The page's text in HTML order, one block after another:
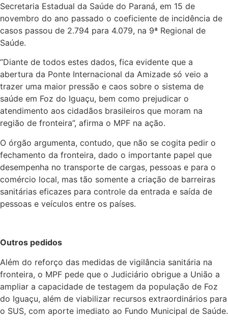
Secretaria Estadual da Saúde do Paraná, em 15 de
novembro do ano passado o coeficiente de incidência de
casos passou de 2.794 para 4.079, na 9ª Regional de
Saúde.
“Diante de todos estes dados, fica evidente que a
abertura da Ponte Internacional da Amizade só veio a
trazer uma maior pressão e caos sobre o sistema de
saúde em Foz do Iguaçu, bem como prejudicar o
atendimento aos cidadãos brasileiros que moram na
região de fronteira”, afirma o MPF na ação.
O órgão argumenta, contudo, que não se cogita pedir o
fechamento da fronteira, dado o importante papel que
desempenha no transporte de cargas, pessoas e para o
comércio local, mas tão somente a criação de barreiras
sanitárias eficazes para controle da entrada e saída de
pessoas e veículos entre os países.
Outros pedidos
Além do reforço das medidas de vigilância sanitária na
fronteira, o MPF pede que o Judiciário obrigue a União a
ampliar a capacidade de testagem da população de Foz
do Iguaçu, além de viabilizar recursos extraordinários para
o SUS, com aporte imediato ao Fundo Municipal de Saúde.